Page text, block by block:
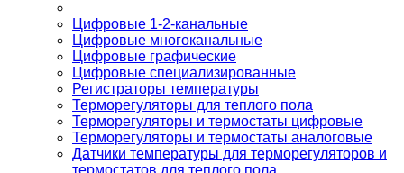
Цифровые 1-2-канальные
Цифровые многоканальные
Цифровые графические
Цифровые специализированные
Регистраторы температуры
Терморегуляторы для теплого пола
Терморегуляторы и термостаты цифровые
Терморегуляторы и термостаты аналоговые
Датчики температуры для терморегуляторов и
термостатов для теплого пола